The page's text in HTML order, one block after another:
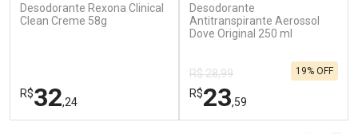
Desodorante Rexona Clinical
Clean Creme 58g
R$32,24
Desodorante
Antitranspirante Aerossol
Dove Original 250 ml
R$ 28,99
R$23,59
19% OFF